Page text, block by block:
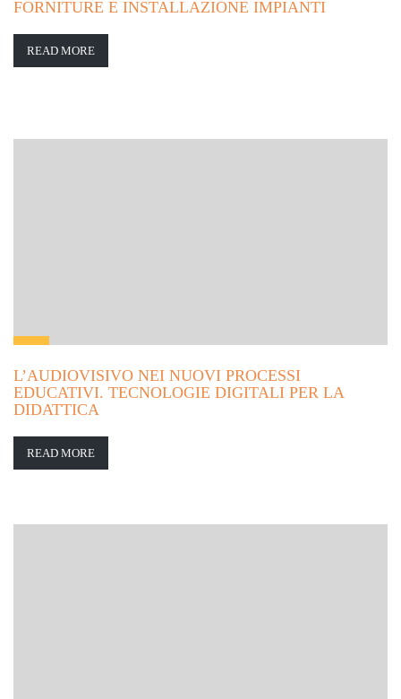
FORNITURE E INSTALLAZIONE IMPIANTI
READ MORE
L’AUDIOVISIVO NEI NUOVI PROCESSI
EDUCATIVI. TECNOLOGIE DIGITALI PER LA
DIDATTICA
READ MORE